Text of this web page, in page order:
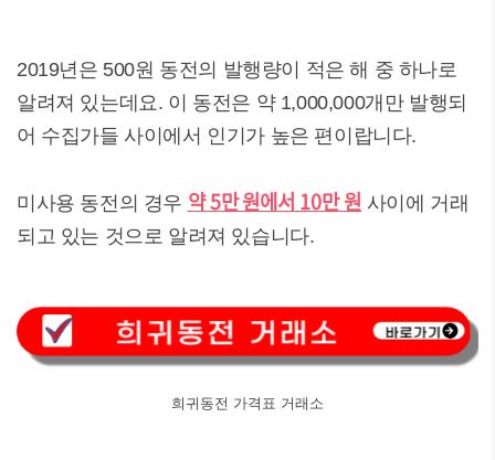
2019년은 500원 동전의 발행량이 적은 해 중 하나로
알려져 있는데요. 이 동전은 약 1,000,000개만 발행되
어 수집가들 사이에서 인기가 높은 편이랍니다.
미사용 동전의 경우 약 5만 원에서 10만 원 사이에 거래
되고 있는 것으로 알려져 있습니다.
희귀동전 가격표 거래소